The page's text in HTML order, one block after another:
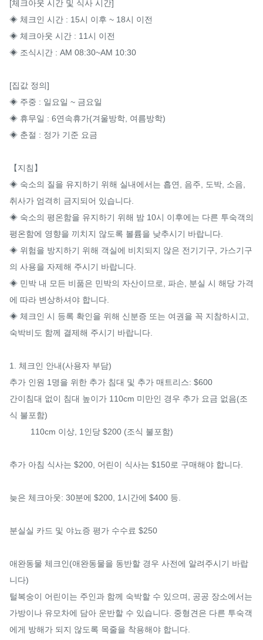
[체크아웃 시간 및 식사 시간]
◈ 체크인 시간 : 15시 이후 ~ 18시 이전
◈ 체크아웃 시간 : 11시 이전
◈ 조식시간 : AM 08:30~AM 10:30
[집값 정의]
◈ 주중 : 일요일 ~ 금요일
◈ 휴무일 : 6연속휴가(겨울방학, 여름방학)
◈ 춘절 : 정가 기준 요금
【지침】
◈ 숙소의 질을 유지하기 위해 실내에서는 흡연, 음주, 도박, 소음,
취사가 엄격히 금지되어 있습니다.
◈ 숙소의 평온함을 유지하기 위해 밤 10시 이후에는 다른 투숙객의
평온함에 영향을 끼치지 않도록 볼륨을 낮추시기 바랍니다.
◈ 위험을 방지하기 위해 객실에 비치되지 않은 전기기구, 가스기구
의 사용을 자제해 주시기 바랍니다.
◈ 민박 내 모든 비품은 민박의 자산이므로, 파손, 분실 시 해당 가격
에 따라 변상하셔야 합니다.
◈ 체크인 시 등록 확인을 위해 신분증 또는 여권을 꼭 지참하시고,
숙박비도 함께 결제해 주시기 바랍니다.
1. 체크인 안내(사용자 부담)
추가 인원 1명을 위한 추가 침대 및 추가 매트리스: $600
간이침대 없이 침대 높이가 110cm 미만인 경우 추가 요금 없음(조
식 불포함)
추가 아침 식사는 $200, 어린이 식사는 $150로 구매해야 합니다.
늦은 체크아웃: 30분에 $200, 1시간에 $400 등.
분실실 카드 및 야뇨증 평가 수수료 $250
애완동물 체크인(애완동물을 동반할 경우 사전에 알려주시기 바랍
니다)
털복숭이 어린이는 주인과 함께 숙박할 수 있으며, 공공 장소에서는
가방이나 유모차에 담아 운반할 수 있습니다. 중형견은 다른 투숙객
에게 방해가 되지 않도록 목줄을 착용해야 합니다.